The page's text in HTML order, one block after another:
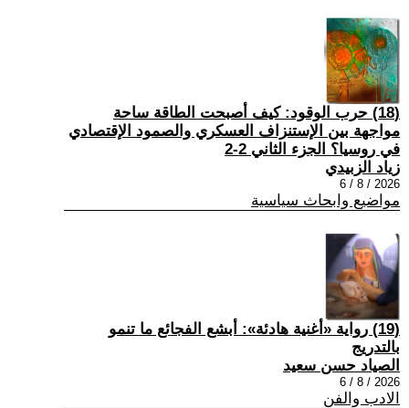
(18) حرب الوقود: كيف أصبحت الطاقة ساحة
مواجهة بين الإستنزاف العسكري والصمود الإقتصادي
في روسيا؟ الجزء الثاني 2-2
زياد الزبيدي
2026 / 8 / 6
مواضيع وابحاث سياسية
(19) رواية «أغنية هادئة»: أبشع الفجائع ما تنمو
بالتدريج
الصياد حسن سعيد
2026 / 8 / 6
الادب والفن